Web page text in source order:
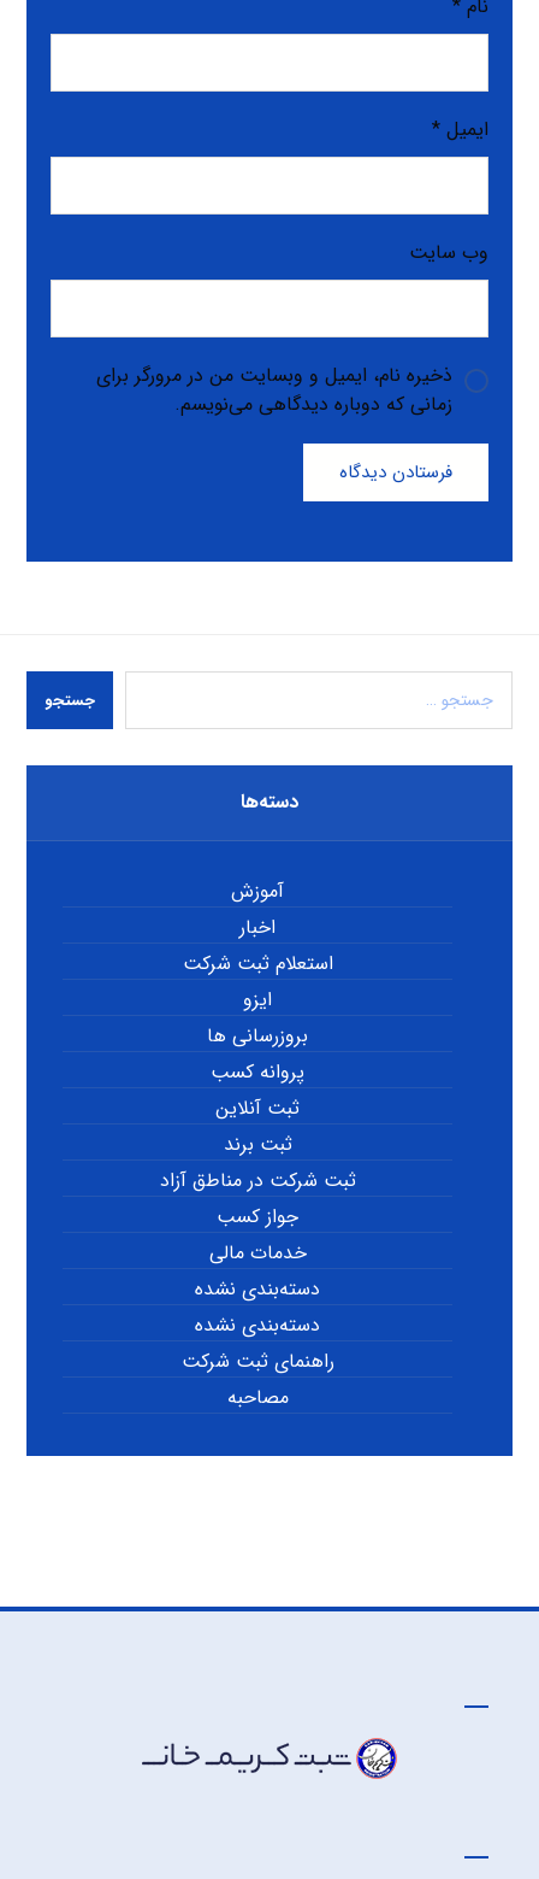
نام*
ایمیل*
وب‌ سایت
ذخیره نام، ایمیل و وبسایت من در مرورگر برای
زمانی که دوباره دیدگاهی می‌نویسم.
فرستادن دیدگاه
جستجو
دسته‌ها
آموزش
اخبار
استعلام ثبت شرکت
ایزو
بروزرسانی ها
پروانه کسب
ثبت آنلاین
ثبت برند
ثبت شرکت در مناطق آزاد
جواز کسب
خدمات مالی
دسته‌بندی نشده
دسته‌بندی نشده
راهنمای ثبت شرکت
مصاحبه